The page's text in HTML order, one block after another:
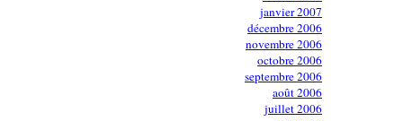
janvier 2007
décembre 2006
novembre 2006
octobre 2006
septembre 2006
août 2006
juillet 2006